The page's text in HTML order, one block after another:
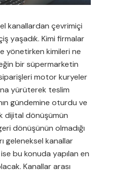
kanallardan çevrimiçi
yaşadık. Kimi firmalar
yönetirken kimileri ne
bir süpermarketin
motor kuryeler
yürüterek teslim
gündemine oturdu ve
dijital dönüşümün
dönüşünün olmadığı
geleneksel kanallar
bu konuda yapılan en
Kanallar arası